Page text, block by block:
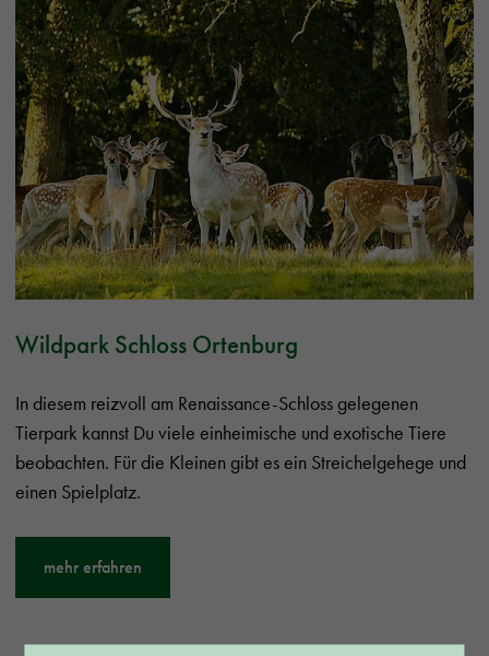
Wildpark Schloss Ortenburg
In diesem reizvoll am Renaissance-Schloss gelegenen
Tierpark kannst Du viele einheimische und exotische Tiere
beobachten. Für die Kleinen gibt es ein Streichelgehege und
einen Spielplatz.
mehr erfahren